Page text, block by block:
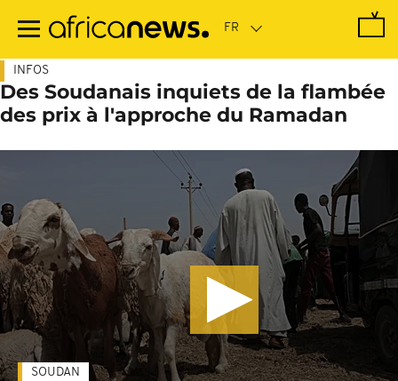
contenu
INFOS
Des Soudanais inquiets de la flambée
des prix à l'approche du Ramadan
SOUDAN